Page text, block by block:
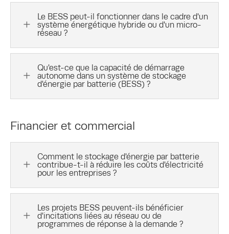
L
Le BESS peut-il fonctionner dans le cadre d'un
système énergétique hybride ou d'un micro-
réseau ?
L
Qu'est-ce que la capacité de démarrage
autonome dans un système de stockage
d'énergie par batterie (BESS) ?
Financier et commercial
L
Comment le stockage d'énergie par batterie
contribue-t-il à réduire les coûts d'électricité
pour les entreprises ?
L
Les projets BESS peuvent-ils bénéficier
d'incitations liées au réseau ou de
programmes de réponse à la demande ?